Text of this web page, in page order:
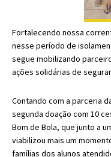
Fortalecendo nossa
nesse período de
segue mobilizando
ações solidárias de
Contando com a parceria
segunda doação com 10
Bom de Bola, que junto a
viabilizou mais um
famílias dos alunos